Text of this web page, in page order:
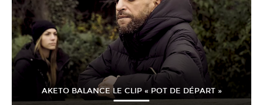
AKETO BALANCE LE CLIP « POT DE DÉPART »